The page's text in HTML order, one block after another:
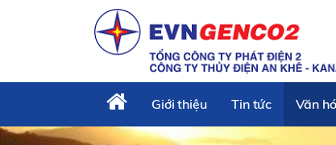
Giới thiệu Tin tức Văn